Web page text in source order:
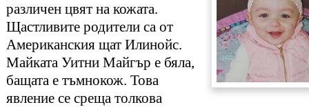
различен цвят на кожата.
Щастливите родители са от
Американския щат Илинойс.
Майката Уитни Майгър е бяла,
бащата е тъмнокож. Това
явление се среща толкова